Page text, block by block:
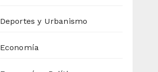
Deportes y Urbanismo
Economía